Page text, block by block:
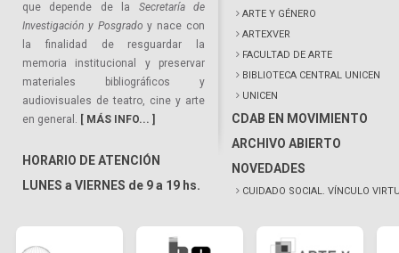
que depende de la Secretaría de
Investigación y Posgrado y nace con
la finalidad de resguardar la
memoria institucional y preservar
materiales bibliográficos y
audiovisuales de teatro, cine y arte
en general. [ MÁS INFO... ]
HORARIO DE ATENCIÓN
LUNES a VIERNES de 9 a 19 hs.
ARTE Y GÉNERO
ARTEXVER
FACULTAD DE ARTE
BIBLIOTECA CENTRAL UNICEN
UNICEN
CDAB EN MOVIMIENTO
ARCHIVO ABIERTO
NOVEDADES
CUIDADO SOCIAL. VÍNCULO